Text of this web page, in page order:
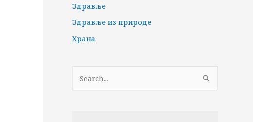
Здравље
Здравље из природе
Храна